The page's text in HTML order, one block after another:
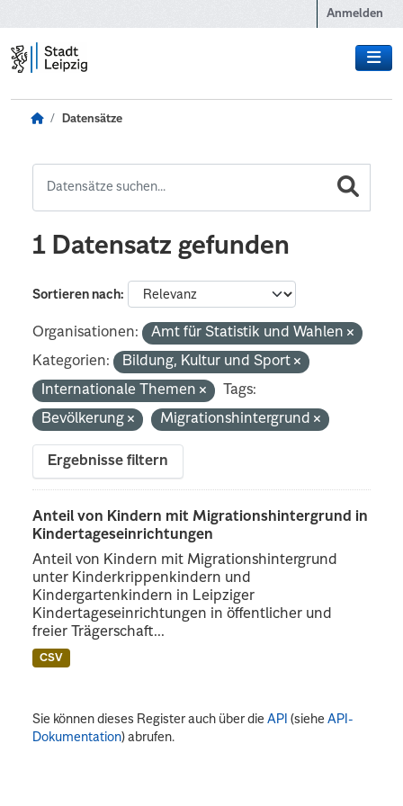
Anmelden
Datensätze
1 Datensatz gefunden
Sortieren nach
Organisationen:
Amt für Statistik und Wahlen
Kategorien:
Bildung, Kultur und Sport
Internationale Themen
Tags:
Bevölkerung
Migrationshintergrund
Ergebnisse filtern
Anteil von Kindern mit Migrationshintergrund in
Kindertageseinrichtungen
Anteil von Kindern mit Migrationshintergrund
unter Kinderkrippenkindern und
Kindergartenkindern in Leipziger
Kindertageseinrichtungen in öffentlicher und
freier Trägerschaft...
CSV
Sie können dieses Register auch über dieAPI (sieheAPI-
Dokumentation) abrufen.